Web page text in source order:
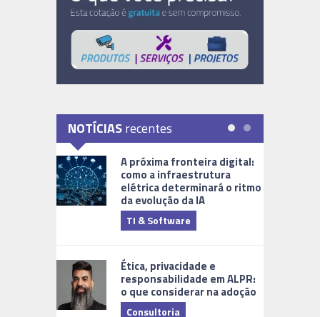
NOTÍCIASrecentes
A próxima fronteira digital:
como a infraestrutura
elétrica determinará o ritmo
da evolução da IA
TI & Software
Ética, privacidade e
responsabilidade em ALPR:
o que considerar na adoção
Consultoria